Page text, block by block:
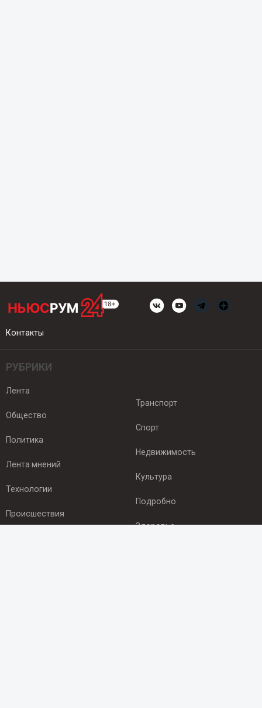
Контакты
РУБРИКИ
Лента
Общество
Политика
Лента мнений
Технологии
Происшествия
Транспорт
Спорт
Недвижимость
Культура
Подробно
Здоровье